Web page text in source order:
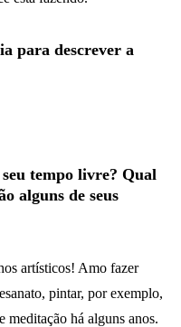
para descrever a
tempo livre? Qual
alguns de seus
artísticos! Amo fazer
pintar, por exemplo,
meditação há alguns anos.